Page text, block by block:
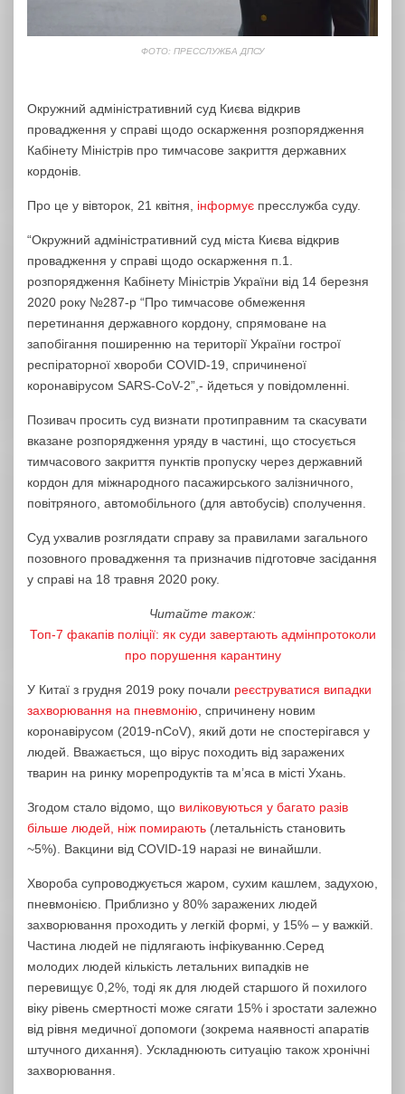
ФОТО: ПРЕССЛУЖБА ДПСУ
Окружний адміністративний суд Києва відкрив
провадження у справі щодо оскарження розпорядження
Кабінету Міністрів про тимчасове закриття державних
кордонів.
Про це у вівторок, 21 квітня, інформує пресслужба суду.
“Окружний адміністративний суд міста Києва відкрив
провадження у справі щодо оскарження п.1.
розпорядження Кабінету Міністрів України від 14 березня
2020 року №287-р “Про тимчасове обмеження
перетинання державного кордону, спрямоване на
запобігання поширенню на території України гострої
респіраторної хвороби COVID-19, спричиненої
коронавірусом SARS-CoV-2”,- йдеться у повідомленні.
Позивач просить суд визнати протиправним та скасувати
вказане розпорядження уряду в частині, що стосується
тимчасового закриття пунктів пропуску через державний
кордон для міжнародного пасажирського залізничного,
повітряного, автомобільного (для автобусів) сполучення.
Суд ухвалив розглядати справу за правилами загального
позовного провадження та призначив підготовче засідання
у справі на 18 травня 2020 року.
Читайте також:
Топ-7 факапів поліції: як суди завертають адмінпротоколи
про порушення карантину
У Китаї з грудня 2019 року почали реєструватися випадки
захворювання на пневмонію , спричинену новим
коронавірусом (2019-nCoV), який доти не спостерігався у
людей. Вважається, що вірус походить від заражених
тварин на ринку морепродуктів та м’яса в місті Ухань.
Згодом стало відомо, що виліковуються у багато разів
більше людей, ніж помирають (летальність становить
~5%). Вакцини від COVID-19 наразі не винайшли.
Хвороба супроводжується жаром, сухим кашлем, задухою,
пневмонією. Приблизно у 80% заражених людей
захворювання проходить у легкій формі, у 15% – у важкій.
Частина людей не підлягають інфікуванню.Серед
молодих людей кількість летальних випадків не
перевищує 0,2%, тоді як для людей старшого й похилого
віку рівень смертності може сягати 15% і зростати залежно
від рівня медичної допомоги (зокрема наявності апаратів
штучного дихання). Ускладнюють ситуацію також хронічні
захворювання.